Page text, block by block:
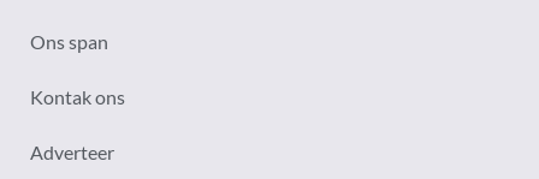
Ons span
Kontak ons
Adverteer